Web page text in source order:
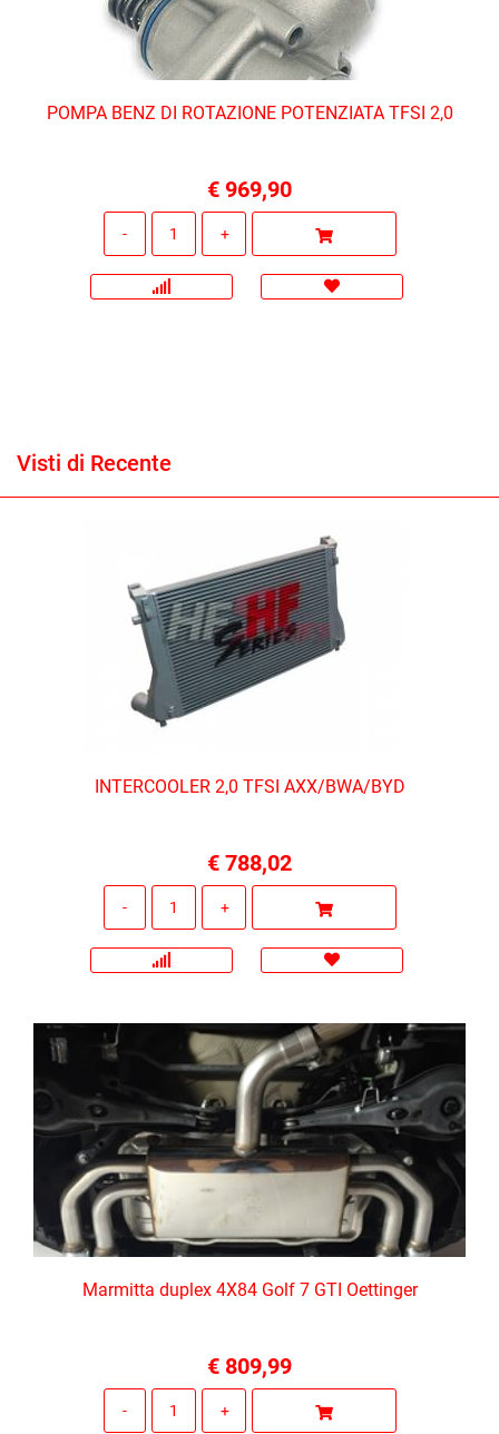
POMPA BENZ DI ROTAZIONE POTENZIATA TFSI 2,0
€ 969,90
Visti di Recente
INTERCOOLER 2,0 TFSI AXX/BWA/BYD
€ 788,02
Marmitta duplex 4X84 Golf 7 GTI Oettinger
€ 809,99